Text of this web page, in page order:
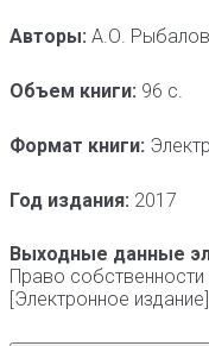
Авторы: А.О. Рыбалов
Объем книги: 96 с.
Формат книги:
Год издания: 2017
Выходные данные
Право
[Электронное